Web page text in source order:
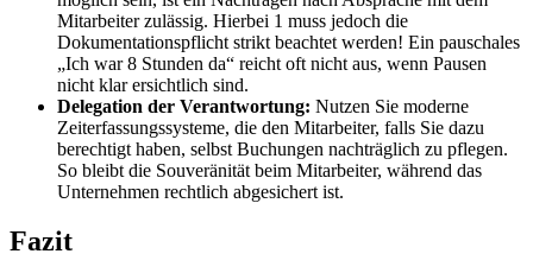
Mitarbeiter zulässig. Hierbei 1 muss jedoch die
Dokumentationspflicht strikt beachtet werden! Ein pauschales
„Ich war 8 Stunden da“ reicht oft nicht aus, wenn Pausen
nicht klar ersichtlich sind.
Delegation der Verantwortung: Nutzen Sie moderne
Zeiterfassungssysteme, die den Mitarbeiter, falls Sie dazu
berechtigt haben, selbst Buchungen nachträglich zu pflegen.
So bleibt die Souveränität beim Mitarbeiter, während das
Unternehmen rechtlich abgesichert ist.
Fazit